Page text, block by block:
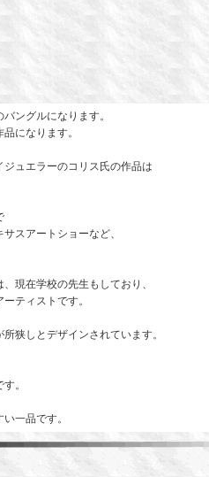
ングルになります。
になります。
ュエラーのコリス氏の作品は
スアートショーなど、
現在学校の先生もしており、
ティストです。
狭しとデザインされています。
。
一品です。